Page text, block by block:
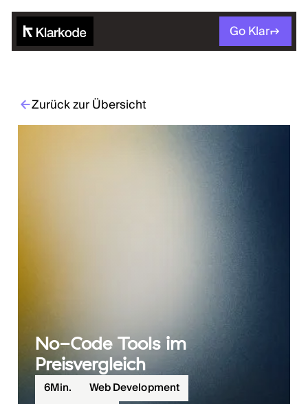
Go Klar
Zurück zur Übersicht
No-Code Tools im
Preisvergleich
6Min.
Web Development